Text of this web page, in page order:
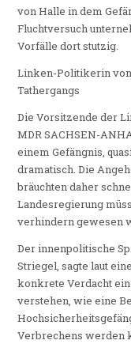
von Halle in dem
Fluchtversuch
Vorfälle dort stutzig.
Linken-Politikerin
Tathergangs
Die Vorsitzende der
MDR SACHSEN-
einem Gefängnis,
dramatisch. Die
bräuchten daher
Landesregierung
verhindern gewesen
Der innenpolitische
Striegel, sagte laut
konkrete Verdacht
verstehen, wie eine
Verbrechens werden